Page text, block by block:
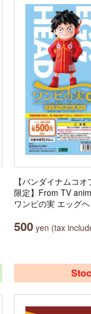
【バンダイナムコ
限定】From TV
ワンピの実 エッグ
500 yen (tax